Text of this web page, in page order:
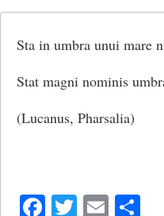
Sta in umbra unui mare
Stat magni nominis
(Lucanus, Pharsalia)
Facebook
Twitter
Email